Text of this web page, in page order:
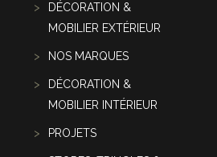
DÉCORATION &
MOBILIER EXTÉRIEUR
NOS MARQUES
DÉCORATION &
MOBILIER INTÉRIEUR
PROJETS